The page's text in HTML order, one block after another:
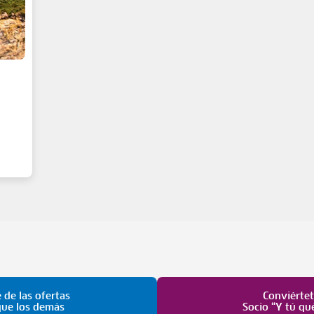
de las ofertas
los demás
Socio “Y tú